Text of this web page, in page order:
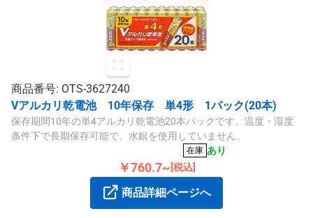
商品番号: OTS-3627240
Vアルカリ乾電池 10年保存 単4形 1パック(20本)
保存期間10年の単4アルカリ乾電池20本パックです。温度・湿度
条件下で長期保存可能で、水銀を使用していません。
在庫 あり
￥760.7~[税込]
商品詳細ページへ